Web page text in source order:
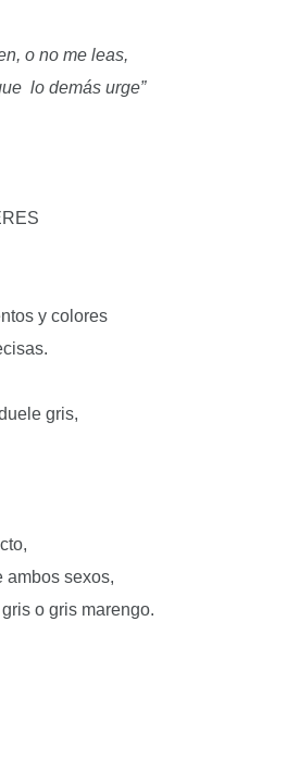
o no me leas,
lo demás urge”
y colores
gris,
ambos sexos,
o gris marengo.